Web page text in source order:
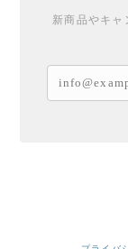
新商品やキャ